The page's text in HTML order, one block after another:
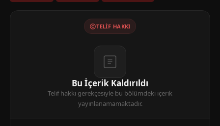
TELIF HAKKI
Bu İçerik Kaldırıldı
Telif hakkı gerekçesiyle bu bölümdeki içerik
yayınlanamamaktadır.